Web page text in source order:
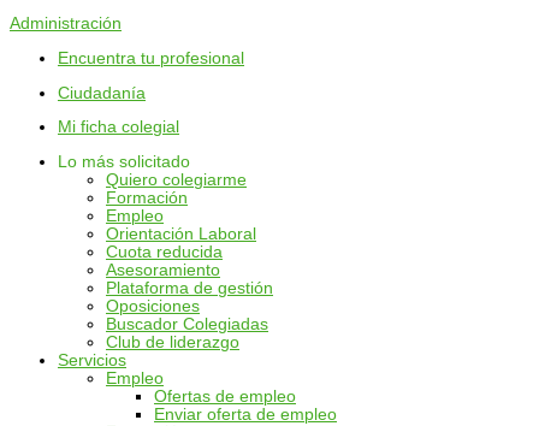
Administración
Encuentra tu profesional
Ciudadanía
Mi ficha colegial
Lo más solicitado
Quiero colegiarme
Formación
Empleo
Orientación Laboral
Cuota reducida
Asesoramiento
Plataforma de gestión
Oposiciones
Buscador Colegiadas
Club de liderazgo
Servicios
Empleo
Ofertas de empleo
Enviar oferta de empleo